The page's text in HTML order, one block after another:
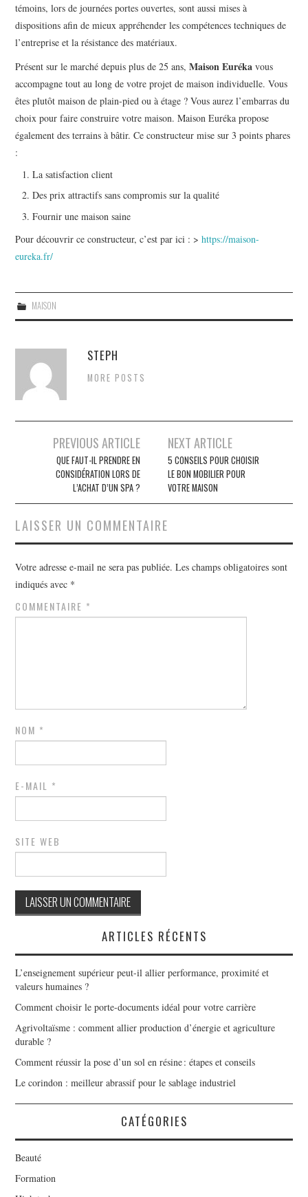
témoins, lors de journées portes ouvertes, sont aussi mises à
dispositions afin de mieux appréhender les compétences techniques de
l’entreprise et la résistance des matériaux.
Présent sur le marché depuis plus de 25 ans,Maison Euréka vous
accompagne tout au long de votre projet de maison individuelle. Vous
êtes plutôt maison de plain-pied ou à étage ? Vous aurez l’embarras du
choix pour faire construire votre maison. Maison Euréka propose
également des terrains à bâtir. Ce constructeur mise sur 3 points phares
:
La satisfaction client
Des prix attractifs sans compromis sur la qualité
Fournir une maison saine
Pour découvrir ce constructeur, c’est par ici : >https://maison-
eureka.fr/
MAISON
STEPH
MORE POSTS
Navigation des articles
PREVIOUS ARTICLE
QUE FAUT-IL PRENDRE EN
CONSIDÉRATION LORS DE
L’ACHAT D’UN SPA ?
NEXT ARTICLE
5 CONSEILS POUR CHOISIR
LE BON MOBILIER POUR
VOTRE MAISON
LAISSER UN COMMENTAIRE
Votre adresse e-mail ne sera pas publiée. Les champs obligatoires sont
indiqués avec *
COMMENTAIRE *
NOM *
E-MAIL *
SITE WEB
ARTICLES RÉCENTS
L’enseignement supérieur peut-il allier performance, proximité et
valeurs humaines ?
Comment choisir le porte-documents idéal pour votre carrière
Agrivoltaïsme : comment allier production d’énergie et agriculture
durable ?
Comment réussir la pose d’un sol en résine : étapes et conseils
Le corindon : meilleur abrassif pour le sablage industriel
CATÉGORIES
Beauté
Formation